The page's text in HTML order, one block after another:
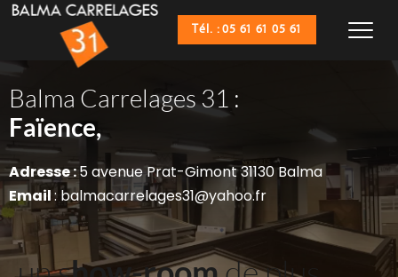
Tél. : 05 61 61 05 61
Balma Carrelages 31 :
Faïence,
Sanitaires,
Adresse : 5 avenue Prat-Gimont 31130 Balma
Email : balmacarrelages31@yahoo.fr